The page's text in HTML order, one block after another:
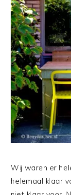
Wij waren er
helemaal klaar